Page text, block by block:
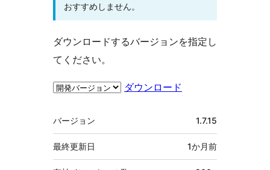
おすすめしません。
ダウンロードするバージョンを指定し
てください。
ダウンロード
メ
タ
バージョン 1.7.15
最終更新日 1か月前